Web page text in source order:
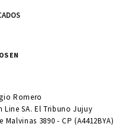
EN
Romero
Line SA. El Tribuno Jujuy
3890 - CP (A4412BYA)